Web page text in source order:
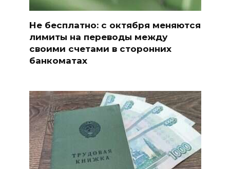
Не бесплатно: с октября меняются
лимиты на переводы между
своими счетами в сторонних
банкоматах